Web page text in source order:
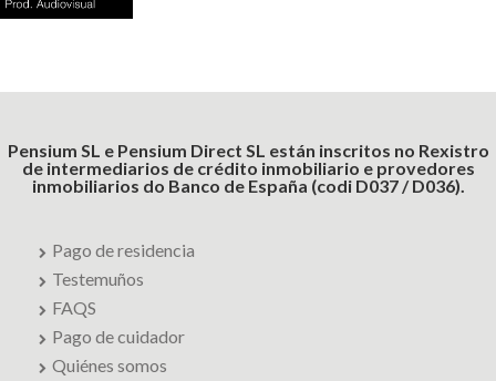
Pensium SL e Pensium Direct SL están inscritos no Rexistro
de intermediarios de crédito inmobiliario e provedores
inmobiliarios do Banco de España (codi D037 / D036).
Pago de residencia
Testemuños
FAQS
Pago de cuidador
Quiénes somos